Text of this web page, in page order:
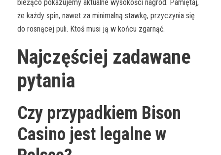
bieżąco pokazujemy aktualne wysokości nagród. Pamiętaj,
że każdy spin, nawet za minimalną stawkę, przyczynia się
do rosnącej puli. Ktoś musi ją w końcu zgarnąć.
Najczęściej zadawane
pytania
Czy przypadkiem Bison
Casino jest legalne w